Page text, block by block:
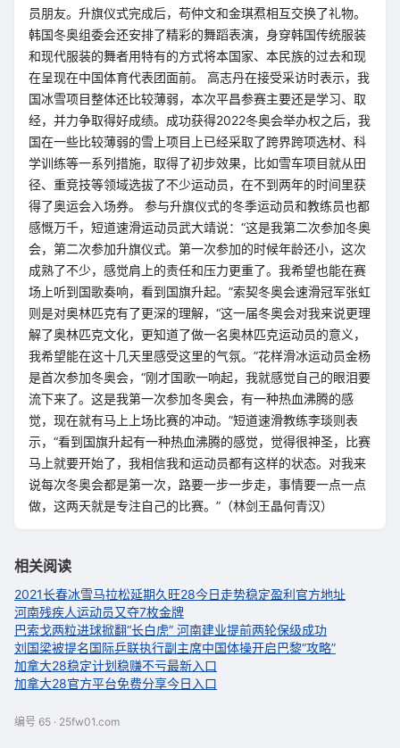
员朋友。升旗仪式完成后，苟仲文和金琪焄相互交换了礼物。
韩国冬奥组委会还安排了精彩的舞蹈表演，身穿韩国传统服装
和现代服装的舞者用特有的方式将本国家、本民族的过去和现
在呈现在中国体育代表团面前。 高志丹在接受采访时表示，我
国冰雪项目整体还比较薄弱，本次平昌参赛主要还是学习、取
经，并力争取得好成绩。成功获得2022冬奥会举办权之后，我
国在一些比较薄弱的雪上项目上已经采取了跨界跨项选材、科
学训练等一系列措施，取得了初步效果，比如雪车项目就从田
径、重竞技等领域选拔了不少运动员，在不到两年的时间里获
得了奥运会入场券。 参与升旗仪式的冬季运动员和教练员也都
感慨万千，短道速滑运动员武大靖说：“这是我第二次参加冬奥
会，第二次参加升旗仪式。第一次参加的时候年龄还小，这次
成熟了不少，感觉肩上的责任和压力更重了。我希望也能在赛
场上听到国歌奏响，看到国旗升起。”索契冬奥会速滑冠军张虹
则是对奥林匹克有了更深的理解，“这一届冬奥会对我来说更理
解了奥林匹克文化，更知道了做一名奥林匹克运动员的意义，
我希望能在这十几天里感受这里的气氛。”花样滑冰运动员金杨
是首次参加冬奥会，“刚才国歌一响起，我就感觉自己的眼泪要
流下来了。这是我第一次参加冬奥会，有一种热血沸腾的感
觉，现在就有马上上场比赛的冲动。”短道速滑教练李琰则表
示，“看到国旗升起有一种热血沸腾的感觉，觉得很神圣，比赛
马上就要开始了，我相信我和运动员都有这样的状态。对我来
说每次冬奥会都是第一次，路要一步一步走，事情要一点一点
做，这两天就是专注自己的比赛。”（林剑王晶何青汉）
相关阅读
2021长春冰雪马拉松延期久旺28今日走势稳定盈利官方地址
河南残疾人运动员又夺7枚金牌
巴索戈两粒进球掀翻“长白虎” 河南建业提前两轮保级成功
刘国梁被提名国际乒联执行副主席中国体操开启巴黎“攻略”
加拿大28稳定计划稳赚不亏最新入口
加拿大28官方平台免费分享今日入口
编号 65 · 25fw01.com